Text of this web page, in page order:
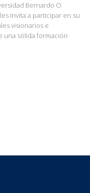
Bernardo O
invita a participar en su
visionarios e
una sólida formación